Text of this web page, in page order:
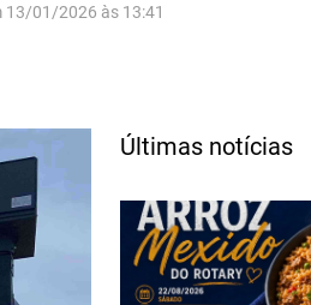
13/01/2026 às 13:41
Últimas notícias